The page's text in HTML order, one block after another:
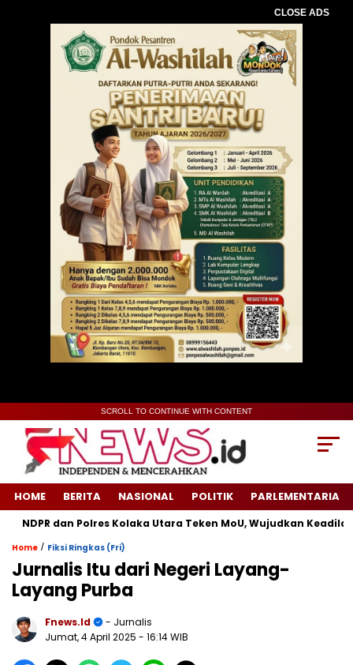
CLOSE ADS
SCROLL TO CONTINUE WITH CONTENT
HOME BERITA NASIONAL POLITIK PARLEMENTARIA
dan Polres Kolaka Utara Teken MoU, Wujudkan Keadilan
Home / Fiksi Ringkas (Fri)
Jurnalis Itu dari Negeri Layang-
Layang Purba
Fnews.id
- Jurnalis
Jumat, 4 April 2025 - 16:14 WIB